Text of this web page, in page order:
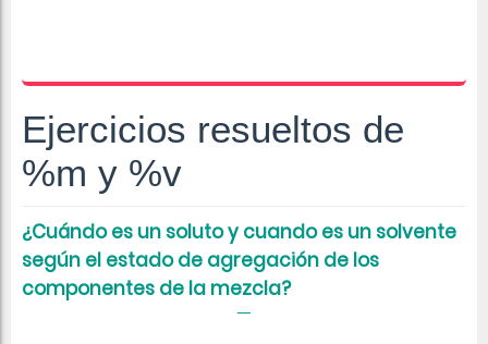
Ejercicios resueltos de
%m y %v
¿Cuándo es un soluto y cuando es un solvente
según el estado de agregación de los
componentes de la mezcla?